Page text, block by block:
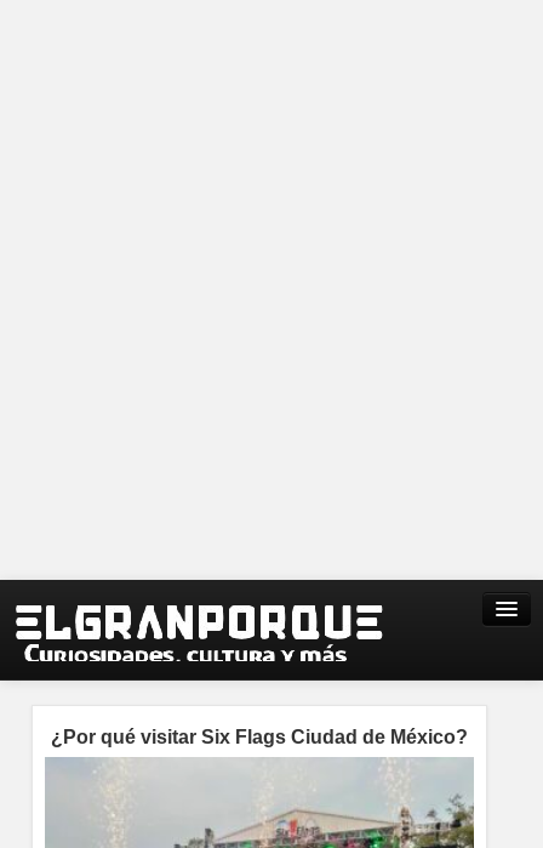
¿Por qué visitar Six Flags Ciudad de México?